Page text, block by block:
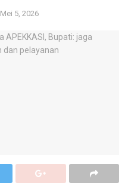
Mei 5, 2026